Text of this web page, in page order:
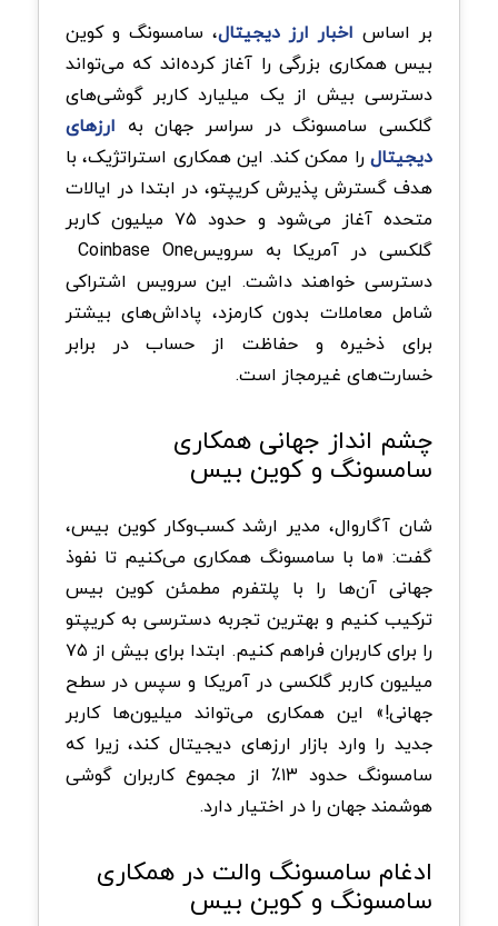
بر اساس اخبار ارز دیجیتال، سامسونگ و کوین
بیس همکاری بزرگی را آغاز کرده‌اند که می‌تواند
دسترسی بیش از یک میلیارد کاربر گوشی‌های
گلکسی سامسونگ در سراسر جهان به ارزهای
دیجیتالرا ممکن کند. این همکاری استراتژیک، با
هدف گسترش پذیرش کریپتو، در ابتدا در ایالات
متحده آغاز می‌شود و حدود ۷۵میلیون کاربر
گلکسی در آمریکا به سرویسCoinbase One
دسترسی خواهند داشت. این سرویس اشتراکی
شامل معاملات بدون کارمزد، پاداش‌های بیشتر
برای ذخیره و حفاظت از حساب در برابر
خسارت‌های غیرمجاز است.
چشم انداز جهانی همکاری
سامسونگ و کوین بیس
شان آگاروال، مدیر ارشد کسب‌وکار کوین بیس،
گفت: «ما با سامسونگ همکاری می‌کنیم تا نفوذ
جهانی آن‌ها را با پلتفرم مطمئن کوین بیس
ترکیب کنیم و بهترین تجربه دسترسی به کریپتو
را برای کاربران فراهم کنیم. ابتدا برای بیش از ۷۵
میلیون کاربر گلکسی در آمریکا و سپس در سطح
جهانی!» این همکاری می‌تواند میلیون‌ها کاربر
جدید را وارد بازار ارزهای دیجیتال کند، زیرا که
سامسونگ حدود ۱۳٪
از مجموع کاربران گوشی
هوشمند جهان را در اختیار دارد.
ادغام سامسونگ والت در همکاری
سامسونگ و کوین بیس